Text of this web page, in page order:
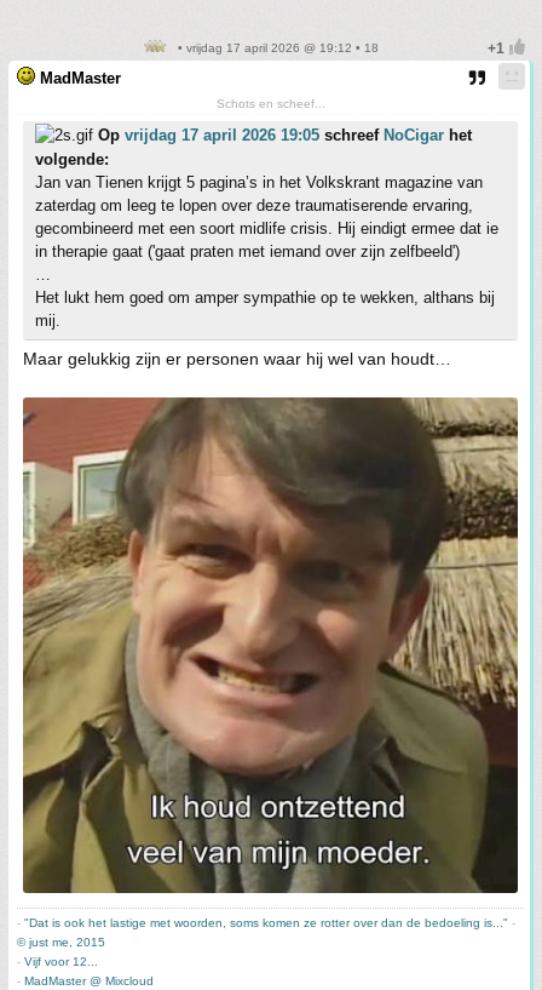
• vrijdag 17 april 2026 @ 19:12 • 18
MadMaster
Schots en scheef...
Op vrijdag 17 april 2026 19:05 schreef NoCigar het
volgende:
Jan van Tienen krijgt 5 pagina’s in het Volkskrant magazine van
zaterdag om leeg te lopen over deze traumatiserende ervaring,
gecombineerd met een soort midlife crisis. Hij eindigt ermee dat ie
in therapie gaat ('gaat praten met iemand over zijn zelfbeeld')
…
Het lukt hem goed om amper sympathie op te wekken, althans bij
mij.
Maar gelukkig zijn er personen waar hij wel van houdt…
- "Dat is ook het lastige met woorden, soms komen ze rotter over dan de bedoeling is..." -
© just me, 2015
- Vijf voor 12...
- MadMaster @ Mixcloud